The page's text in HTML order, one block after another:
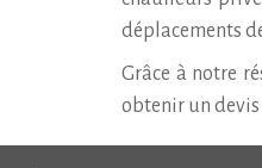
déplacements
Grâce à notre
obtenir un